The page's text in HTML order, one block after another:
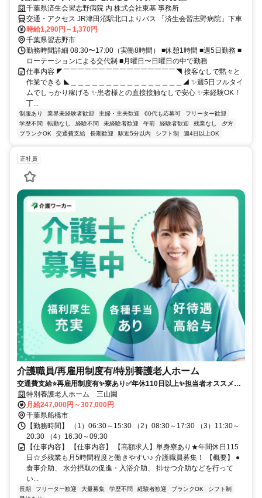
千葉県済生会習志野病院 内 株式会社東基 事務所
交通・アクセス JR津田沼駅北口よりバス 「済生会習志野病院」下車
時給1,290円～1,370円
千葉県習志野市
勤務時間詳細 08:30〜17:00（実働8時間） ■休憩1時間 ■週5日勤務 ■
ローテーションによる交代制 ■月曜日〜日曜日の中で勤務
仕事内容 ◤￣￣￣￣￣￣￣￣￣￣￣￣￣￣￣￣◥ 接客なしで黙々と
作業できる ◣＿＿＿＿＿＿＿＿＿＿＿＿＿＿＿＿◢ ✨週5日フルタイ
ムでしっかり稼げる ✨患者様との直接接触なしで安心 ✨未経験OK！
丁...
制服あり 業界未経験者歓迎 主婦・主夫歓迎 60代も応募可
フリーター歓迎
学歴不問
転勤なし 経験不問 未経験者歓迎 午前 経験者歓迎 残業なし
夕方
ブランクOK
交通費支給 長期歓迎 駅近5分以内 シフト制 週4日以上OK
正社員
介護職員/再雇用制度有/特別養護老人ホーム
交通費支給⭐️再雇用制度有✨寮あり✅️年休110日以上✨担当者オススメ⭕️
研修支援有✨経験者優遇❗️車通勤ＯＫ⭐️週休2日✊️高額求人
特別養護老人ホーム 三山園
月給247,000円～307,000円
千葉県船橋市
【勤務時間】 （1）06:30～15:30 （2）08:30～17:30 （3）11:30～
20:30 （4）16:30～09:30
【仕事内容】 【仕事内容】 【高額求人】単身寮あり★年間休日115
日☆彡残業も月5時間程度と働きやすい♪ 介護職員募集！ 【概要】 ●
食事介助、 水分摂取の促進・入浴介助、 排せつ介助などを行って
い...
長期 フリーター歓迎 大量募集 学歴不問 経験者歓迎 ブランクOK
シフト制